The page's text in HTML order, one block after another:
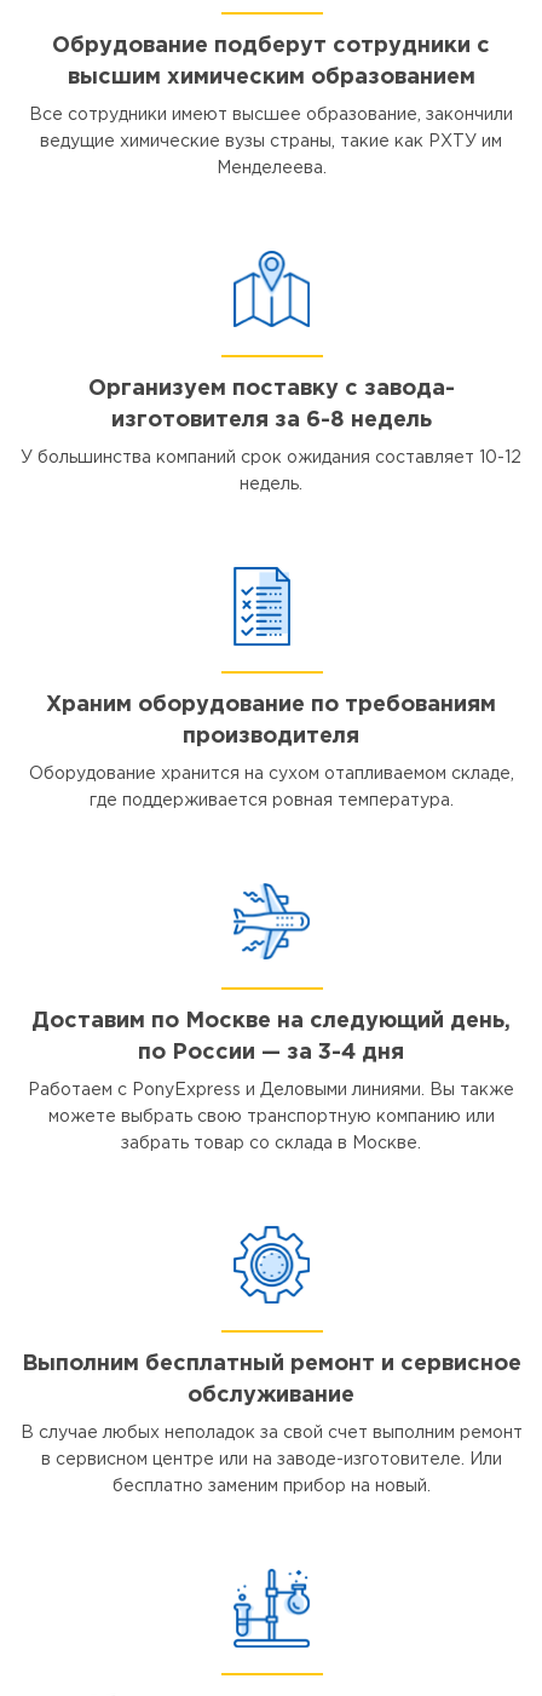
Обрудование подберут сотрудники с
высшим химическим образованием
Все сотрудники имеют высшее образование, закончили
ведущие химические вузы страны, такие как РХТУ им
Менделеева.
Организуем поставку с завода-
изготовителя за 6-8 недель
У большинства компаний срок ожидания составляет 10-12
недель.
Храним оборудование по требованиям
производителя
Оборудование хранится на сухом отапливаемом складе,
где поддерживается ровная температура.
Доставим по Москве на следующий день,
по России — за 3-4 дня
Работаем с PonyExpress и Деловыми линиями. Вы также
можете выбрать свою транспортную компанию или
забрать товар со склада в Москве.
Выполним бесплатный ремонт и сервисное
обслуживание
В случае любых неполадок за свой счет выполним ремонт
в сервисном центре или на заводе-изготовителе. Или
бесплатно заменим прибор на новый.